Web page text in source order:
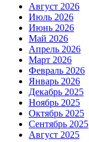
Август 2026
Июль 2026
Июнь 2026
Май 2026
Апрель 2026
Март 2026
Февраль 2026
Январь 2026
Декабрь 2025
Ноябрь 2025
Октябрь 2025
Сентябрь 2025
Август 2025